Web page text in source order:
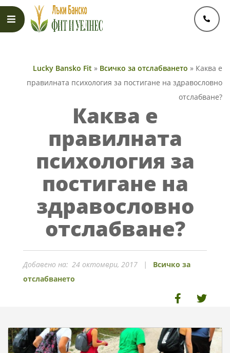
Skip
content
Lucky Bansko Fit » Всичко за отслабването » Каква е
правилната психология за постигане на здравословно
отслабване?
Каква е
правилната
психология за
постигане на
здравословно
отслабване?
Добавено на: 24 октомври, 2017
Всичко за
отслабването